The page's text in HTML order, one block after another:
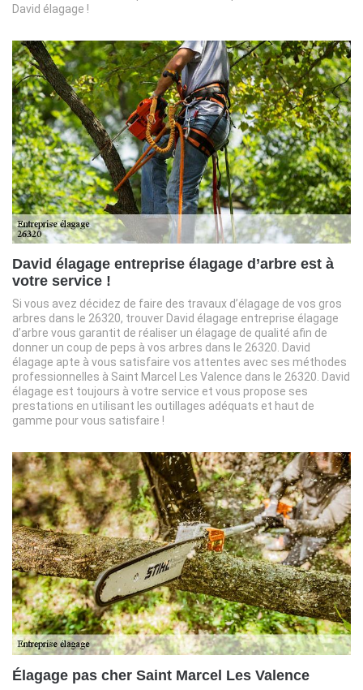
David élagage !
David élagage entreprise élagage d’arbre est à
votre service !
Si vous avez décidez de faire des travaux d’élagage de vos gros
arbres dans le 26320, trouver David élagage entreprise élagage
d’arbre vous garantit de réaliser un élagage de qualité afin de
donner un coup de peps à vos arbres dans le 26320. David
élagage apte à vous satisfaire vos attentes avec ses méthodes
professionnelles à Saint Marcel Les Valence dans le 26320. David
élagage est toujours à votre service et vous propose ses
prestations en utilisant les outillages adéquats et haut de
gamme pour vous satisfaire !
Élagage pas cher Saint Marcel Les Valence